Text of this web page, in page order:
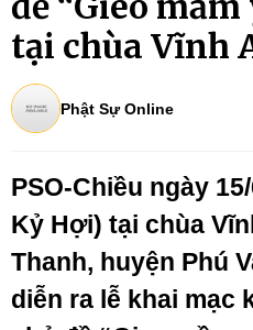
tại chùa Vĩnh
Phật Sự Online
PSO-Chiều ngày
Kỷ Hợi) tại chùa
Thanh, huyện Phú
diễn ra lễ khai mạc